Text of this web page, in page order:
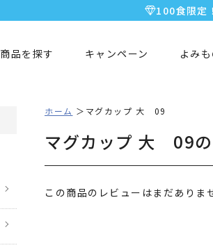
100食限定
新規会員登録で
商品を探す キャンペーン よみ
ホーム マグカップ 大 09
マグカップ 大 09
この商品のレビューはまだありま